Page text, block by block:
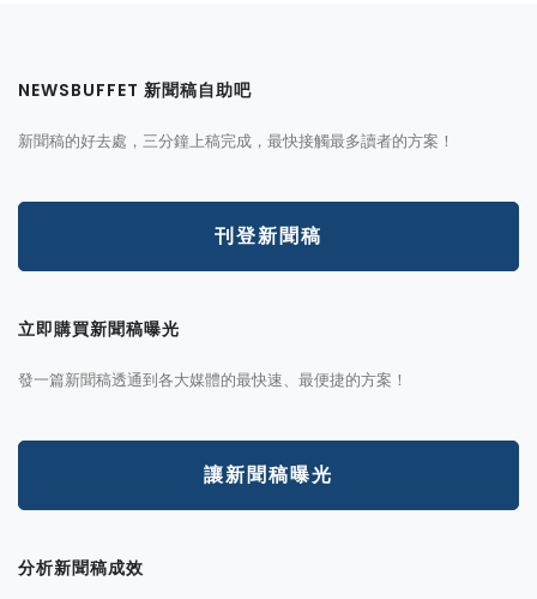
NEWSBUFFET 新聞稿自助吧
新聞稿的好去處，三分鐘上稿完成，最快接觸最多讀者的方案！
刊登新聞稿
立即購買新聞稿曝光
發一篇新聞稿透通到各大媒體的最快速、最便捷的方案！
讓新聞稿曝光
分析新聞稿成效